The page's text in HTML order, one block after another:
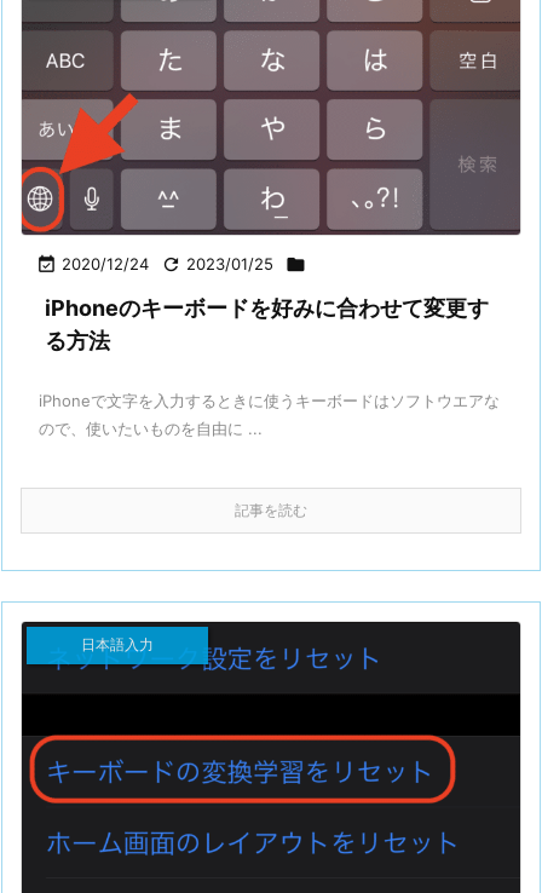
 2020/12/24  2023/01/25 
iPhoneのキーボードを好みに合わせて変更す
る方法
iPhoneで文字を入力するときに使うキーボードはソフトウエアな
ので、使いたいものを自由に ...
記事を読む
日本語入力